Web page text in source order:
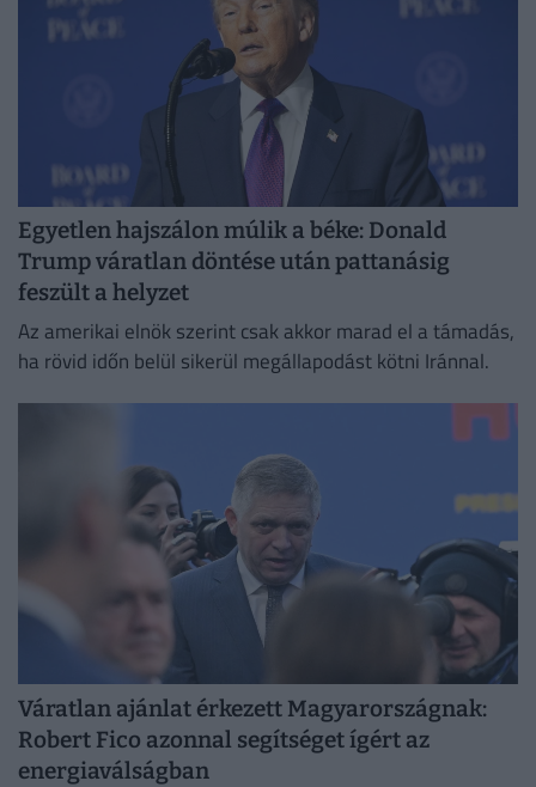
Egyetlen hajszálon múlik a béke: Donald
Trump váratlan döntése után pattanásig
feszült a helyzet
Az amerikai elnök szerint csak akkor marad el a támadás,
ha rövid időn belül sikerül megállapodást kötni Iránnal.
Váratlan ajánlat érkezett Magyarországnak:
Robert Fico azonnal segítséget ígért az
energiaválságban